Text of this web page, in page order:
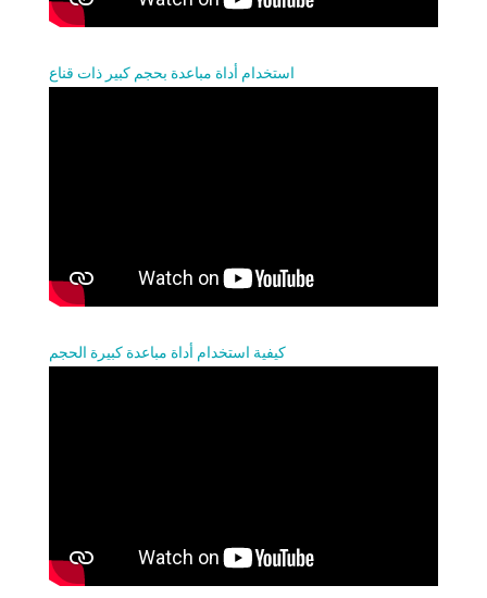
استخدام أداة مباعدة بحجم كبير ذات قناع
كيفية استخدام أداة مباعدة كبيرة الحجم